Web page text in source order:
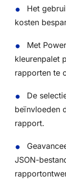
Het
kosten
Met
kleurenpalet
rapporten te
De
beïnvloeden
rapport.
JSON-